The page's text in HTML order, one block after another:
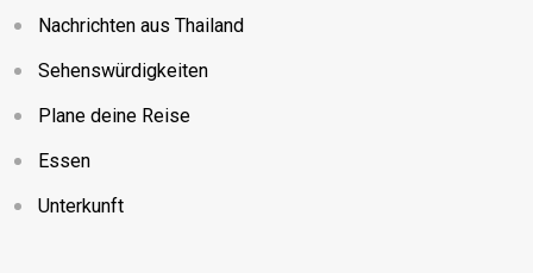
Nachrichten aus Thailand
Sehenswürdigkeiten
Plane deine Reise
Essen
Unterkunft